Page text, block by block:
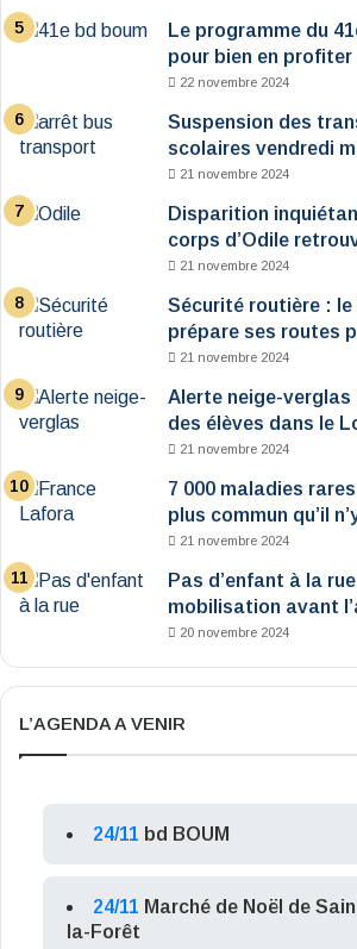
Le programme du
pour bien en profiter
22 novembre 2024
Suspension des
scolaires vendredi
21 novembre 2024
Disparition
corps d’Odile
21 novembre 2024
Sécurité routière :
prépare ses routes
21 novembre 2024
Alerte neige-
des élèves dans le
21 novembre 2024
7 000 maladies
plus commun qu’il
21 novembre 2024
Pas d’enfant à la
mobilisation avant
20 novembre 2024
L’AGENDA A VENIR
24/11 bd BOUM
24/11 Marché de Noël de
la-Forêt